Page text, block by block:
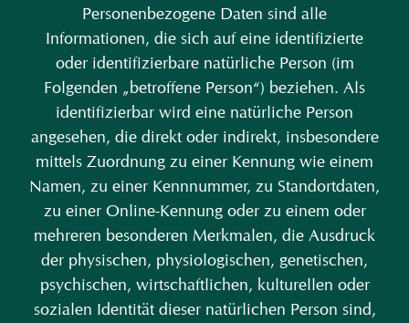
Personenbezogene Daten sind alle
Informationen, die sich auf eine identifizierte
oder identifizierbare natürliche Person (im
Folgenden „betroffene Person“) beziehen. Als
identifizierbar wird eine natürliche Person
angesehen, die direkt oder indirekt, insbesondere
mittels Zuordnung zu einer Kennung wie einem
Namen, zu einer Kennnummer, zu Standortdaten,
zu einer Online-Kennung oder zu einem oder
mehreren besonderen Merkmalen, die Ausdruck
der physischen, physiologischen, genetischen,
psychischen, wirtschaftlichen, kulturellen oder
sozialen Identität dieser natürlichen Person sind,